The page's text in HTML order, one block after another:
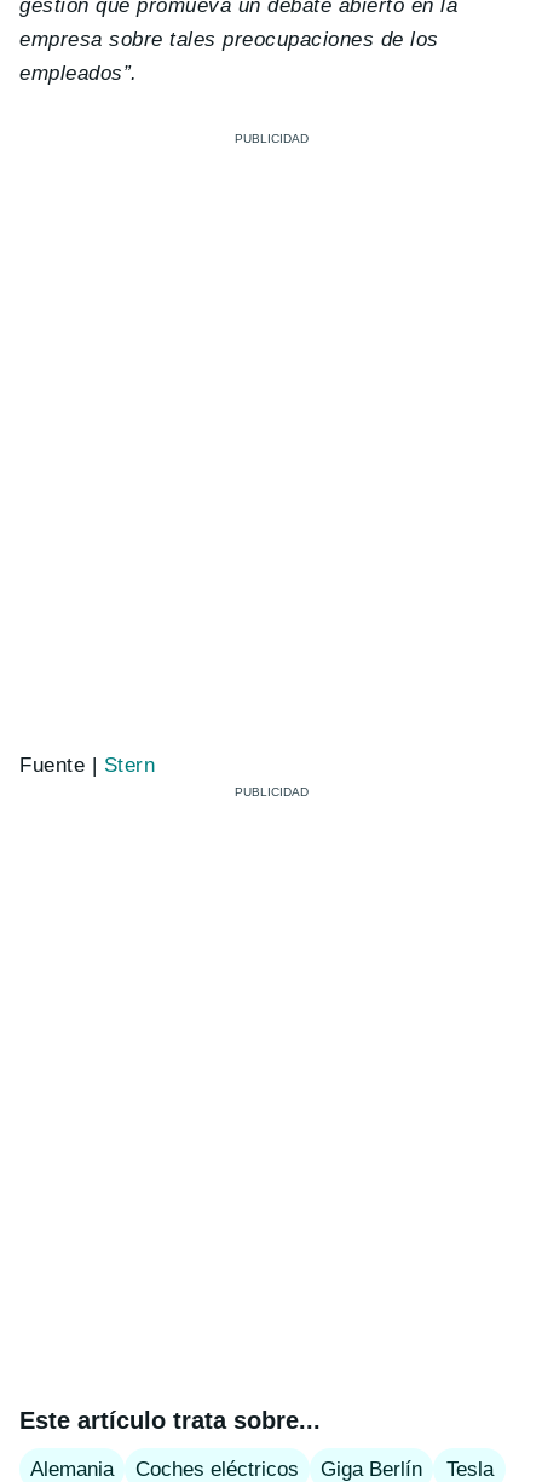
gestión que promueva un debate abierto en la
empresa sobre tales preocupaciones de los
empleados”.
Fuente | Stern
Este artículo trata sobre...
Alemania Coches eléctricos Giga Berlín Tesla